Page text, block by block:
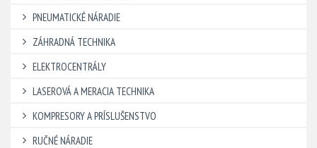
PNEUMATICKÉ NÁRADIE
ZÁHRADNÁ TECHNIKA
ELEKTROCENTRÁLY
LASEROVÁ A MERACIA TECHNIKA
KOMPRESORY A PRÍSLUŠENSTVO
RUČNÉ NÁRADIE